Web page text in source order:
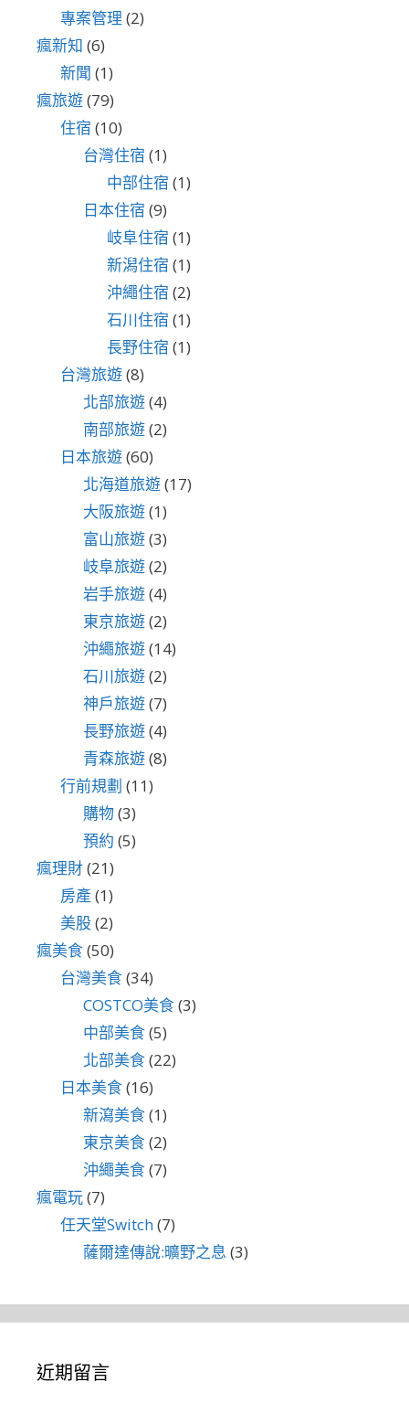
專案管理 (2)
瘋新知 (6)
新聞 (1)
瘋旅遊(79)
住宿 (10)
台灣住宿 (1)
中部住宿 (1)
日本住宿 (9)
岐阜住宿 (1)
新潟住宿 (1)
沖繩住宿 (2)
石川住宿 (1)
長野住宿 (1)
台灣旅遊(8)
北部旅遊(4)
南部旅遊(2)
日本旅遊(60)
北海道旅遊(17)
大阪旅遊(1)
富山旅遊(3)
岐阜旅遊(2)
岩手旅遊(4)
東京旅遊(2)
沖繩旅遊(14)
石川旅遊(2)
神戶旅遊(7)
長野旅遊(4)
青森旅遊(8)
行前規劃 (11)
購物(3)
預約 (5)
瘋理財(21)
房產 (1)
美股(2)
瘋美食(50)
台灣美食(34)
COSTCO美食(3)
中部美食(5)
北部美食(22)
日本美食(16)
新瀉美食(1)
東京美食(2)
沖繩美食(7)
瘋電玩(7)
任天堂Switch(7)
薩爾達傳說:曠野之息 (3)
近期留言